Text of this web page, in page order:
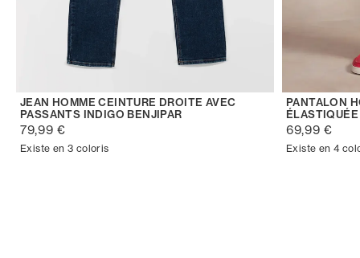
JEAN HOMME CEINTURE DROITE AVEC
PASSANTS INDIGO BENJIPAR
79,99 €
Existe en 3 coloris
PANTALON
69,99 €
Existe en 4